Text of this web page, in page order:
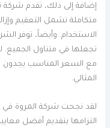
إضافة إلى ذلك، تقدم
متكاملة تشمل التعقيم
الاستخدام. وأيضاً، توفر
تجعلها في متناول الجميع.
مع السعر المناسب
المثالي.
لقد نجحت شركة المروة في
التزامها بتقديم أفضل